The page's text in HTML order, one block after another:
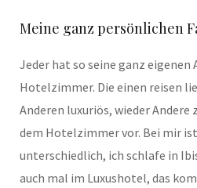
Meine ganz persönlichen
Jeder hat so seine ganz eigenen
Hotelzimmer. Die einen reisen
Anderen luxuriös, wieder
dem Hotelzimmer vor. Bei mir
unterschiedlich, ich schlafe in
auch mal im Luxushotel, das